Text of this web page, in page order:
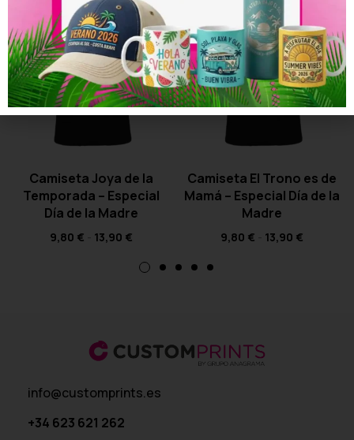
Camiseta Joya de la
Temporada – Especial
Día de la Madre
9,80 € 13,90 €
Camiseta El Trono es de
Mamá – Especial Día de la
Madre
9,80 € 13,90 €
info@customprints.es
+34 623 621 262